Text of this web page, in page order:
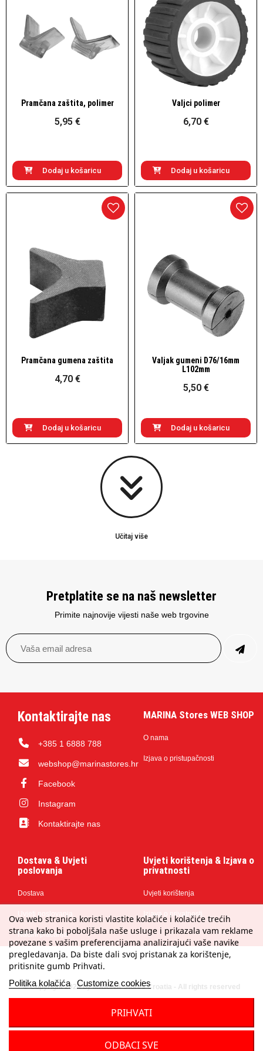
Brzi pogled
Pramčana zaštita, polimer
5,95 €
Dodaj u košaricu
Brzi pogled
Valjci polimer
6,70 €
Dodaj u košaricu
Brzi pogled
Pramčana gumena zaštita
4,70 €
Dodaj u košaricu
Brzi pogled
Valjak gumeni D76/16mm
L102mm
5,50 €
Dodaj u košaricu
Učitaj više
Pretplatite se na naš newsletter
Primite najnovije vijesti naše web trgovine
Kontaktirajte nas
+385 1 6888 788
webshop@marinastores.hr
Facebook
Instagram
Kontaktirajte nas
MARINA Stores WEB SHOP
O nama
Izjava o pristupačnosti
Dostava & Uvjeti
poslovanja
Dostava
Uvjeti poslovanja
Načini plaćanja
Uvjeti korištenja & Izjava o
privatnosti
Uvjeti korištenja
Izjava o privatnosti
© Copyright 2024 by MARINA Stores Croatia - All rights reserved
Ova web stranica koristi vlastite kolačiće i kolačiće trećih
strana kako bi poboljšala naše usluge i prikazala vam reklame
povezane s vašim preferencijama analizirajući vaše navike
pregledavanja. Da biste dali svoj pristanak za korištenje,
pritisnite gumb Prihvati.
Politika kolačića Customize cookies
ODBACI SVE
PRIHVATI